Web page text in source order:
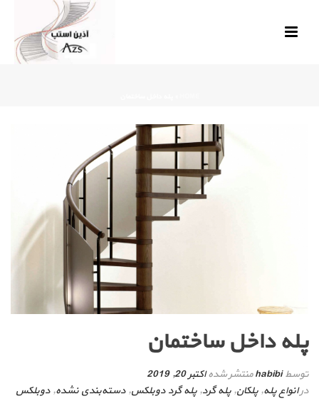
پله داخل ساختمان
توسطhabibiمنتشر شدهاکتبر 20, 2019
درانواع پله,پلکان,پله گرد,پله گرد دوبلکس,دسته‌بندی نشده,دوبلکس